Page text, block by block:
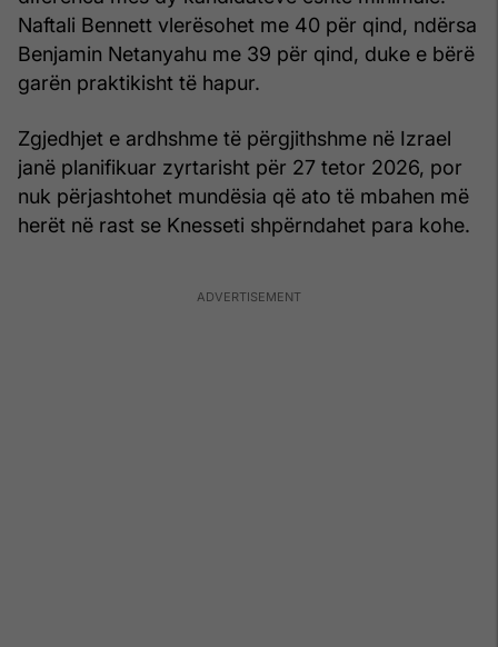
Naftali Bennett vlerësohet me 40 për qind, ndërsa
Benjamin Netanyahu me 39 për qind, duke e bërë
garën praktikisht të hapur.
Zgjedhjet e ardhshme të përgjithshme në Izrael
janë planifikuar zyrtarisht për 27 tetor 2026, por
nuk përjashtohet mundësia që ato të mbahen më
herët në rast se Knesseti shpërndahet para kohe.